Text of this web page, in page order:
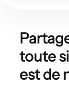
toute
est de